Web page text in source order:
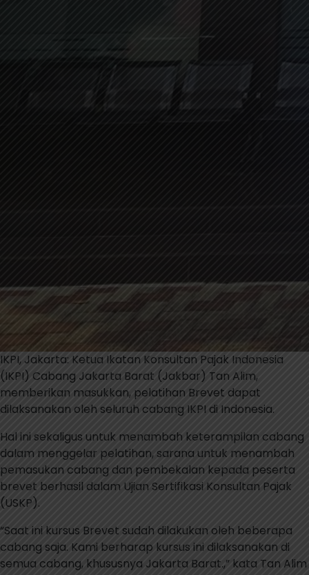
IKPI, Jakarta: Ketua Ikatan Konsultan Pajak Indonesia
(IKPI) Cabang Jakarta Barat (Jakbar) Tan Alim,
memberikan masukkan, pelatihan Brevet dapat
dilaksanakan oleh seluruh cabang IKPI di Indonesia.
Hal ini sekaligus untuk menambah keterampilan cabang
dalam menggelar pelatihan, sarana untuk menambah
pemasukan cabang dan pembekalan kepada peserta
brevet berhasil dalam Ujian Sertifikasi Konsultan Pajak
(USKP).
“Saat ini kursus Brevet sudah dilakukan oleh beberapa
cabang saja. Kami berharap kursus ini dilaksanakan di
semua cabang, khususnya Jakarta Barat.,” kata Tan Alim